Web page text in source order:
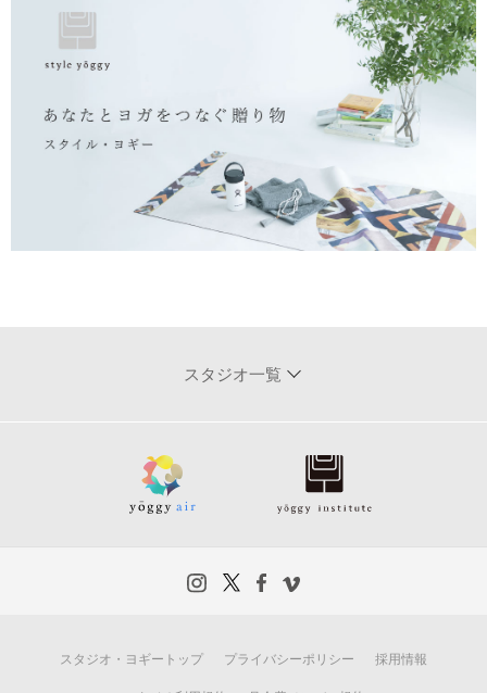
スタジオ一覧
スタジオ・ヨギートップ プライバシーポリシー 採用情報